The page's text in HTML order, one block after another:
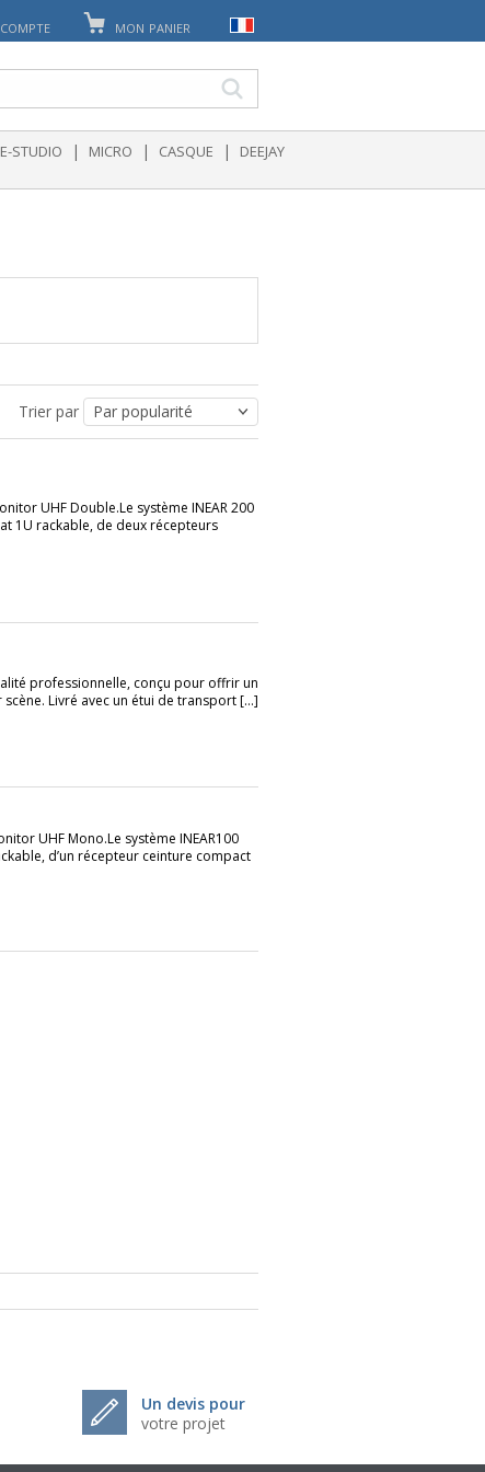
MON PANIER
STUDIO | MICRO | CASQUE | DEEJAY
Trier par
UHF Double.Le système INEAR 200
1U rackable, de deux récepteurs
professionnelle, conçu pour offrir un
Livré avec un étui de transport [...]
UHF Mono.Le système INEAR100
d’un récepteur ceinture compact
Un devis pour
votre projet